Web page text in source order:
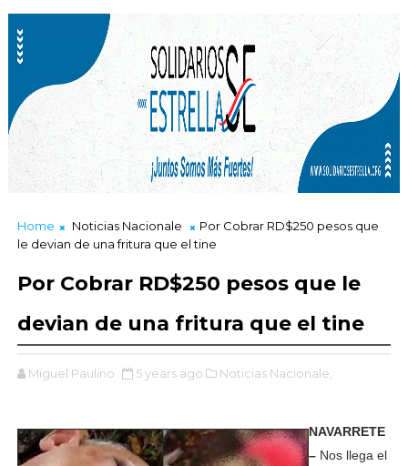
Home Noticias Nacionale
Por Cobrar RD$250 pesos que
le devian de una fritura que el tine
Por Cobrar RD$250 pesos que le
devian de una fritura que el tine
Miguel Paulino 5 years ago Noticias Nacionale,
NAVARRETE
– Nos llega el